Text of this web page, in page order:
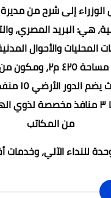
إلى شرح من
هي: البريد المصري،
المحليات والأحوال
طابق
للمواطنين، بينها ٣ منافذ
من المكاتب
للنداء الآلي، وخدمات